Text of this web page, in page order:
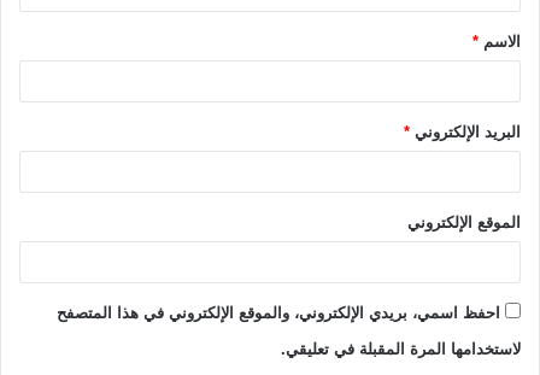
ق
*الاسم *
البريد الإلكتروني *
الموقع الإلكتروني
احفظ اسمي، بريدي الإلكتروني، والموقع الإلكتروني في هذا المتصفح
لاستخدامها المرة المقبلة في تعليقي.